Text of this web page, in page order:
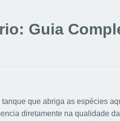
Guia
que abriga as espécies
diretamente na qualidade